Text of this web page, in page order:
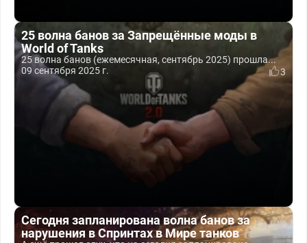
25 волна банов за Запрещённые моды в
World of Tanks
25 волна банов (ежемесячная, сентябрь 2025) прошла...
09 сентября 2025 г.
3
Сегодня запланирована волна банов за
нарушения в Спринтах в Мире танков